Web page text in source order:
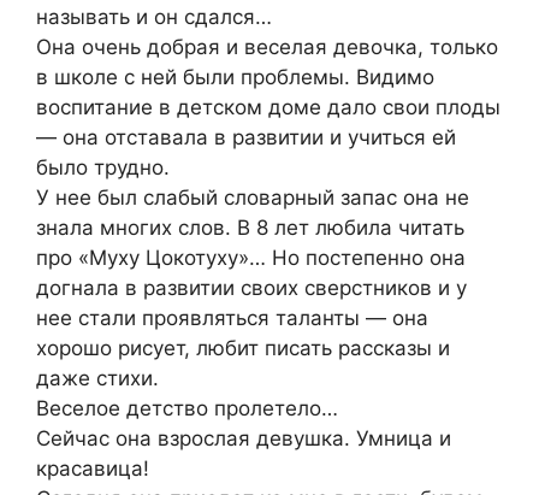
называть и он сдался…
Она очень добрая и веселая девочка, только
в школе с ней были проблемы. Видимо
воспитание в детском доме дало свои плоды
— она отставала в развитии и учиться ей
было трудно.
У нее был слабый словарный запас она не
знала многих слов. В 8 лет любила читать
про «Муху Цокотуху»… Но постепенно она
догнала в развитии своих сверстников и у
нее стали проявляться таланты — она
хорошо рисует, любит писать рассказы и
даже стихи.
Веселое детство пролетело…
Сейчас она взрослая девушка. Умница и
красавица!